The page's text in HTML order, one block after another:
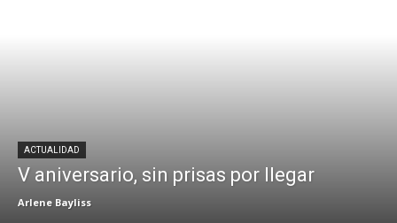
ACTUALIDAD
V aniversario, sin prisas por llegar
Arlene Bayliss